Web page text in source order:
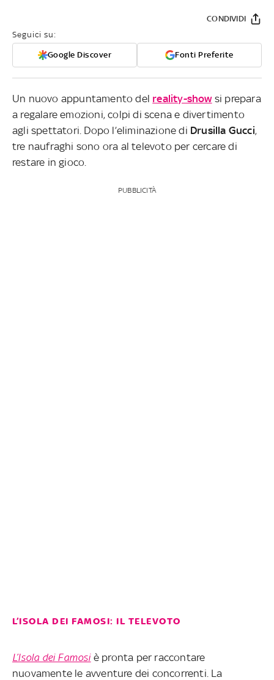
Seguici su:
Google Discover Fonti Preferite
CONDIVIDI
Un nuovo appuntamento del reality-showsi prepara
a regalare emozioni, colpi di scena e divertimento
agli spettatori. Dopo l’eliminazione di Drusilla Gucci,
tre naufraghi sono ora al televoto per cercare di
restare in gioco.
PUBBLICITÀ
L’ISOLA DEI FAMOSI: IL TELEVOTO
L’Isola dei Famosiè pronta per raccontare
nuovamente le avventure dei concorrenti. La